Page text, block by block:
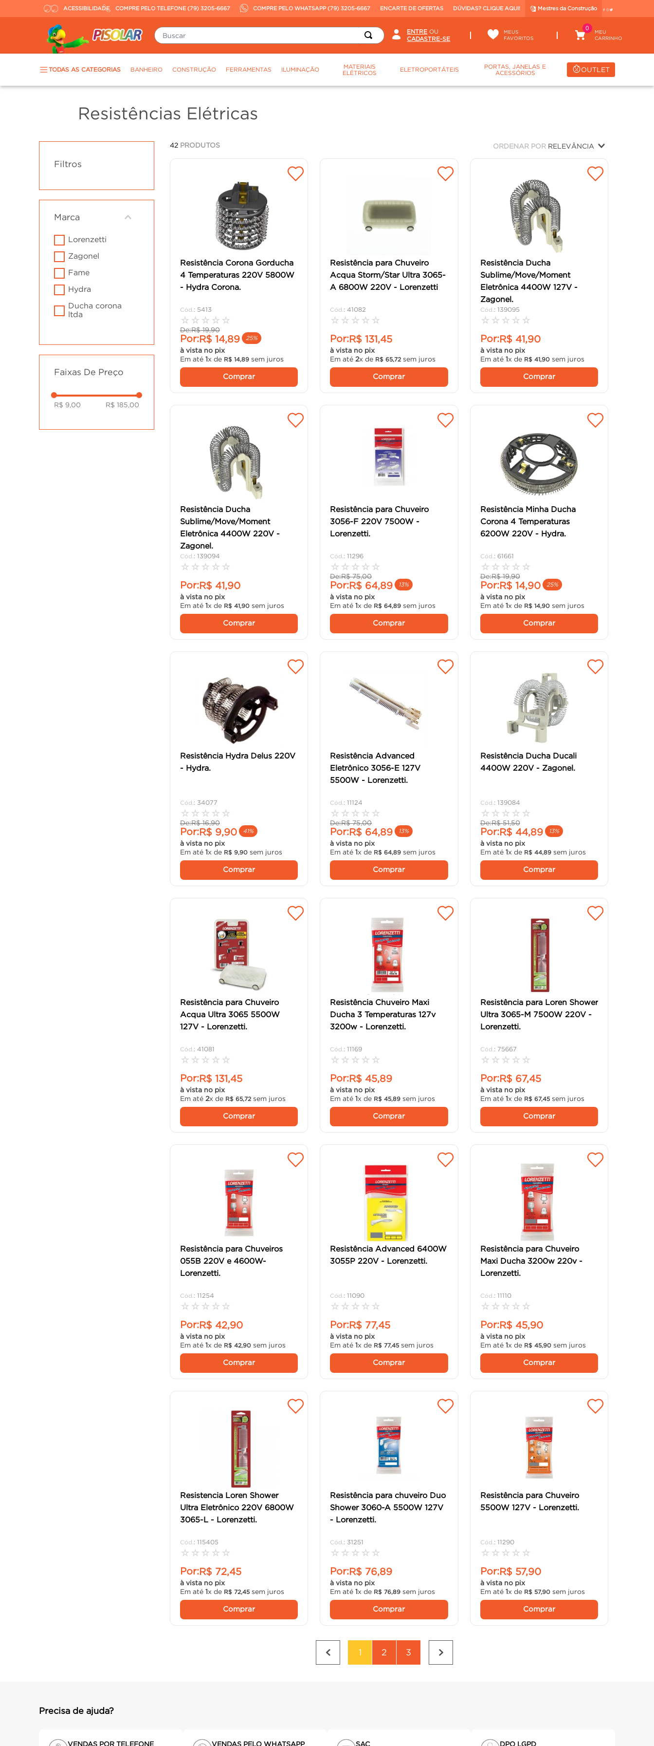
ACESSIBILIDADE COMPRE PELO TELEFONE (79) 3205-6667 COMPRE PELO WHATSAPP (79) 3205-6667 ENCARTE DE OFERTAS DÚVIDAS? CLIQUE AQUI! Mestres da Construção
Buscar OU
MEUS
FAVORITOS
0
TODAS AS CATEGORIAS BANHEIRO CONSTRUÇÃO FERRAMENTAS ILUMINAÇÃO
MATERIAIS
ELÉTRICOS
ELETROPORTÁTEIS
PORTAS, JANELAS E
ACESSÓRIOS
OUTLET
Resistências Elétricas
Filtros
Marca
lorenzetti
zagonel
fame
hydra
ducha corona
ltda
Faixas De Preço
R$ 9,00 R$ 185,00
42 PRODUTOS ORDENAR POR RELEVÂNCIA
Resistência Corona Gorducha
4 Temperaturas 220V 5800W
- Hydra Corona.
: 5413
☆ ☆ ☆ ☆ ☆
De:R$ 19,90
Por:R$ 14,89 25%
à vista no pix
Em até 1x de R$ 14, 89sem juros
Comprar
Resistência para Chuveiro
Acqua Storm/Star Ultra 3065-
A 6800W 220V - Lorenzetti
:41082
☆ ☆ ☆ ☆ ☆
Por:R$ 131,45
à vista no pix
Em até2x de R$ 65 ,72 sem juros
Comprar
Resistência Ducha
Sublime/Move/Moment
Eletrônica 4400W 127V -
Zagonel.
: 139095
☆ ☆ ☆ ☆ ☆
Por:R$ 41,90
à vista no pix
Em até 1x de R$ 41, 90sem juros
Comprar
Resistência Ducha
Sublime/Move/Moment
Eletrônica 4400W 220V -
Zagonel.
: 139094
☆ ☆ ☆ ☆ ☆
Por:R$ 41,90
à vista no pix
Em até 1x de R$ 41, 90sem juros
Comprar
Resistência para Chuveiro
3056-F 220V 7500W -
Lorenzetti.
:11296
☆ ☆ ☆ ☆ ☆
De:R$ 75,00
Por:R$ 64,89 13%
à vista no pix
Em até1x de R$ 64 ,89 sem juros
Comprar
Resistência Minha Ducha
Corona 4 Temperaturas
6200W 220V - Hydra.
: 61661
☆ ☆ ☆ ☆ ☆
De:R$ 19,90
Por:R$ 14,90 25%
à vista no pix
Em até 1x de R$ 14, 90sem juros
Comprar
Resistência Hydra Delus 220V
- Hydra.
: 34077
☆ ☆ ☆ ☆ ☆
De:R$ 16,90
Por:R$ 9,90 41%
à vista no pix
Em até 1x de R$ 9, 90sem juros
Comprar
Resistência Advanced
Eletrônico 3056-E 127V
5500W - Lorenzetti.
:11124
☆ ☆ ☆ ☆ ☆
De:R$ 75,00
Por:R$ 64,89 13%
à vista no pix
Em até1x de R$ 64 ,89 sem juros
Comprar
Resistência Ducha Ducali
4400W 220V - Zagonel.
: 139084
☆ ☆ ☆ ☆ ☆
De:R$ 51,50
Por:R$ 44,89 13%
à vista no pix
Em até 1x de R$ 44, 89sem juros
Comprar
Resistência para Chuveiro
Acqua Ultra 3065 5500W
127V - Lorenzetti.
: 41081
☆ ☆ ☆ ☆ ☆
Por:R$ 131,45
à vista no pix
Em até 2x de R$ 65, 72sem juros
Comprar
Resistência Chuveiro Maxi
Ducha 3 Temperaturas 127v
3200w - Lorenzetti.
:11169
☆ ☆ ☆ ☆ ☆
Por:R$ 45,89
à vista no pix
Em até1x de R$ 45 ,89 sem juros
Comprar
Resistência para Loren Shower
Ultra 3065-M 7500W 220V -
Lorenzetti.
: 75667
☆ ☆ ☆ ☆ ☆
Por:R$ 67,45
à vista no pix
Em até 1x de R$ 67,45sem juros
Comprar
Resistência para Chuveiros
055B 220V e 4600W-
Lorenzetti.
: 11254
☆ ☆ ☆ ☆ ☆
Por:R$ 42,90
à vista no pix
Em até 1x de R$ 42, 90sem juros
Comprar
Resistência Advanced 6400W
3055P 220V - Lorenzetti.
:11090
☆ ☆ ☆ ☆ ☆
Por:R$ 77,45
à vista no pix
Em até1x de R$ 77,45 sem juros
Comprar
Resistência para Chuveiro
Maxi Ducha 3200w 220v -
Lorenzetti.
: 11110
☆ ☆ ☆ ☆ ☆
Por:R$ 45,90
à vista no pix
Em até 1x de R$ 45, 90sem juros
Comprar
Resistencia Loren Shower
Ultra Eletrônico 220V 6800W
3065-L - Lorenzetti.
: 115405
☆ ☆ ☆ ☆ ☆
Por:R$ 72,45
à vista no pix
Em até 1x de R$ 72, 45sem juros
Comprar
Resistência para chuveiro Duo
Shower 3060-A 5500W 127V
- Lorenzetti.
: 31251
☆ ☆ ☆ ☆ ☆
Por:R$ 76,89
à vista no pix
Em até1x de R$ 76 ,89 sem juros
Comprar
Resistência para Chuveiro
5500W 127V - Lorenzetti.
: 11290
☆ ☆ ☆ ☆ ☆
Por:R$ 57,90
à vista no pix
Em até 1x de R$ 57,90sem juros
Comprar
1 2 3
Precisa de ajuda?
VENDAS POR TELEFONE VENDAS PELO WHATSAPP SAC DPO LGPD
revestimento
6º chuveiro
9º